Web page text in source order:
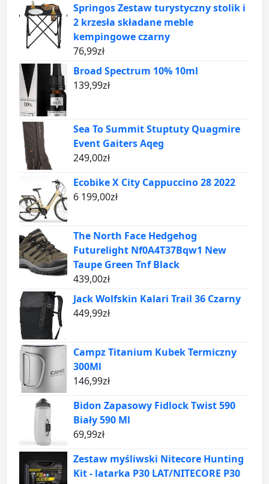
Springos Zestaw turystyczny stolik i
2 krzesła składane meble
kempingowe czarny
76,99zł
Broad Spectrum 10% 10ml
139,99zł
Sea To Summit Stuptuty Quagmire
Event Gaiters Aqeg
249,00zł
Ecobike X City Cappuccino 28 2022
6 199,00zł
The North Face Hedgehog
Futurelight Nf0A4T37Bqw1 New
Taupe Green Tnf Black
439,00zł
Jack Wolfskin Kalari Trail 36 Czarny
449,99zł
Campz Titanium Kubek Termiczny
300Ml
146,99zł
Bidon Zapasowy Fidlock Twist 590
Biały 590 Ml
69,99zł
Zestaw myśliwski Nitecore Hunting
Kit - latarka P30 LAT/NITECORE P30